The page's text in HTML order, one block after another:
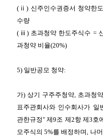
( ⅱ) 신주인수권증서 청약한
수량
( ⅲ ) 초과청약 한도주식수 =
과청약 비율(20%)
5) 일반공모 청약:
가)상기 구주주청약 초과청
표주관회사와 인수회사가 일
관한규정"제9조 제2항 제3호
모주식의 5%를 배정하며 나